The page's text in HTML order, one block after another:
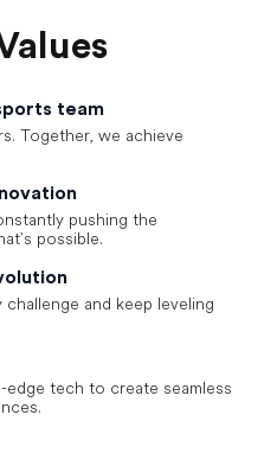
team
Together, we achieve
pushing the
possible.
and keep leveling
edge tech to create seamless